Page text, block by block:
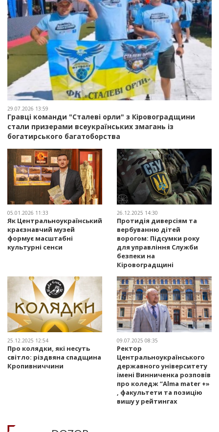
29.07.2026 13:59
Гравці команди "Сталеві орли" з Кіровоградщини
стали призерами всеукраїнських змагань із
богатирського багатоборства
05.01.2026 11:33
Як Центральноукраїнський
краєзнавчий музей
формує масштабні
культурні сенси
26.12.2025 14:30
Протидія диверсіям та
вербуванню дітей
ворогом: Підсумки року
для управління Служби
безпеки на
Кіровоградщині
25.12.2025 12:54
Про колядки, які несуть
світло: різдвяна спадщина
Кропивниччини
09.07.2025 08:35
Ректор
Центральноукраїнського
державного університету
імені Винниченка розповів
про коледж “Alma mater +»
, факультети та позицію
вишу у рейтингах